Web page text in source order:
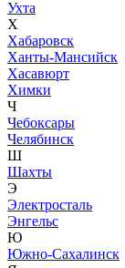
Ухта
Х
Хабаровск
Ханты-Мансийск
Хасавюрт
Химки
Ч
Чебоксары
Челябинск
Ш
Шахты
Э
Электросталь
Энгельс
Ю
Южно-Сахалинск